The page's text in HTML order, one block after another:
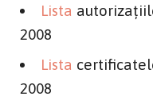
Lista
2008
Lista
2008